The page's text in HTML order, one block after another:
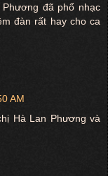
đã phổ nhạc
đàn rất hay cho ca
AM
Hà Lan Phương và